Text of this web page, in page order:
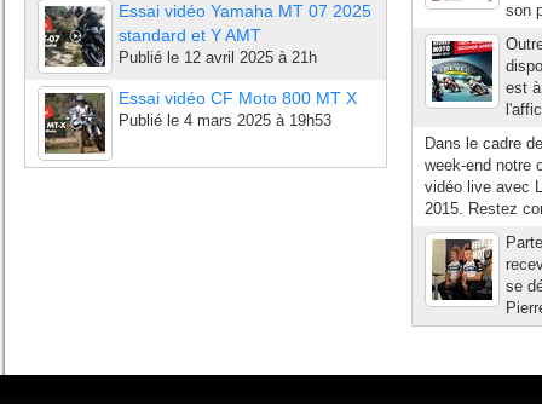
Essai vidéo Yamaha MT 07 2025
standard et Y AMT
Publié le 12 avril 2025 à 21h
Essai vidéo CF Moto 800 MT X
Publié le 4 mars 2025 à 19h53
son
est
Dans le cadre
week-end notre
vidéo live avec
2015. Restez
se